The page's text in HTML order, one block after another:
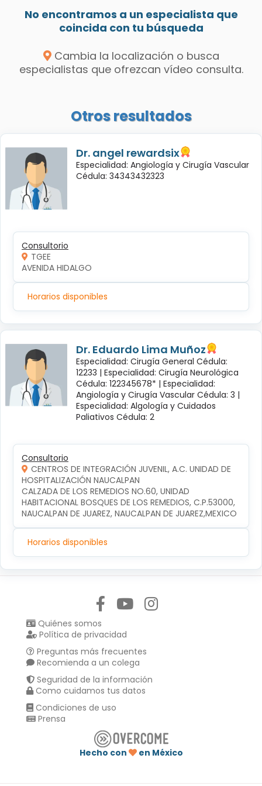
No encontramos a un especialista que
coincida con tu búsqueda
Cambia la localización o busca
especialistas que ofrezcan vídeo consulta.
Otros resultados
Dr. angel rewardsix
Especialidad: Angiología y Cirugía Vascular
Cédula: 34343432323
Consultorio
TGEE
AVENIDA HIDALGO
Horarios disponibles
Dr. Eduardo Lima Muñoz
Especialidad: Cirugía General Cédula:
12233 | Especialidad: Cirugía Neurológica
Cédula: 122345678* | Especialidad:
Angiología y Cirugía Vascular Cédula: 3 |
Especialidad: Algología y Cuidados
Paliativos Cédula: 2
Consultorio
CENTROS DE INTEGRACIÓN JUVENIL, A.C. UNIDAD DE
HOSPITALIZACIÓN NAUCALPAN
CALZADA DE LOS REMEDIOS NO.60, UNIDAD
HABITACIONAL BOSQUES DE LOS REMEDIOS, C.P.53000,
NAUCALPAN DE JUAREZ, NAUCALPAN DE JUAREZ,MEXICO
Horarios disponibles
Quiénes somos
Política de privacidad
Preguntas más frecuentes
Recomienda a un colega
Seguridad de la información
Como cuidamos tus datos
Condiciones de uso
Prensa
Hecho con
en México